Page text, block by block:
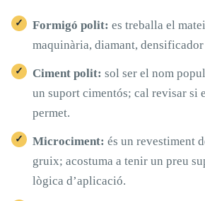
Formigó polit: es treballa el
maquinària, diamant,
Ciment polit: sol ser el nom
un suport cimentós; cal revisar si
permet.
Microciment: és un revestiment
gruix; acostuma a tenir un preu
lògica d’aplicació.